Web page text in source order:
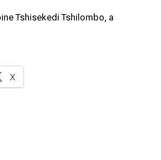
Tshisekedi Tshilombo, a
X